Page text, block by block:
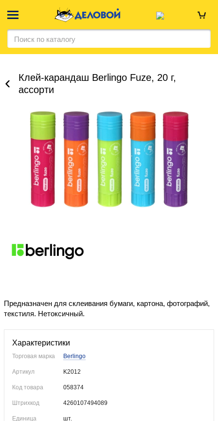
Клей-карандаш Berlingo Fuze, 20 г,
ассорти
Уже купили
Предназначен для склеивания бумаги, картона, фотографий,
текстиля. Нетоксичный.
Характеристики
Торговая марка Berlingo
Артикул K2012
Код товара 058374
Штрихкод 4260107494089
Единица
шт.